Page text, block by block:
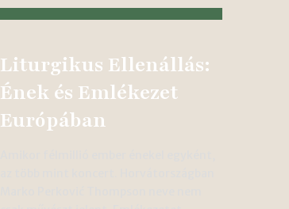
Liturgikus Ellenállás:
Ének és Emlékezet
Európában